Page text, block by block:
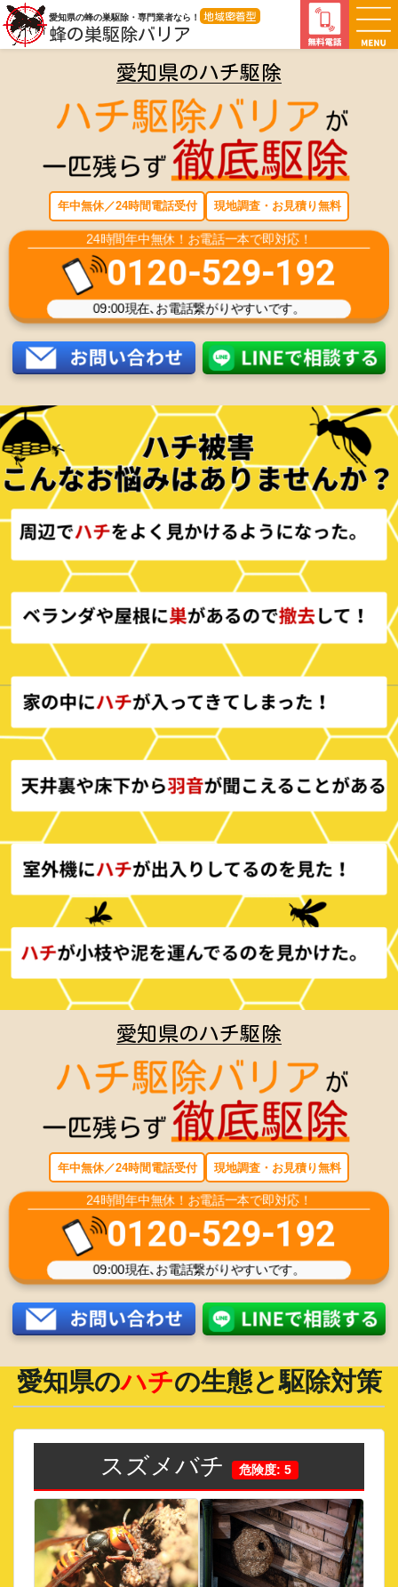
愛知県の蜂の巣駆除・専門業者なら！ 地域密着型
蜂の巣駆除バリア
愛知県のハチ駆除
蜂の巣駆除業者
愛知県のハチ駆除
年中無休／24時間電話受付 現地調査・お見積り無料
24時間年中無休！お電話一本で即対応！
0120-529-192
09:00現在､お電話繋がりやすいです。
愛知県のハチ駆除
年中無休／24時間電話受付 現地調査・お見積り無料
24時間年中無休！お電話一本で即対応！
0120-529-192
09:00現在､お電話繋がりやすいです。
愛知県のハチの生態と駆除対策
スズメバチ 危険度: 5